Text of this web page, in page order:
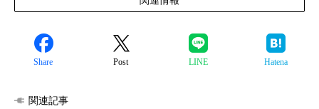
Share Post LINE Hatena
関連記事